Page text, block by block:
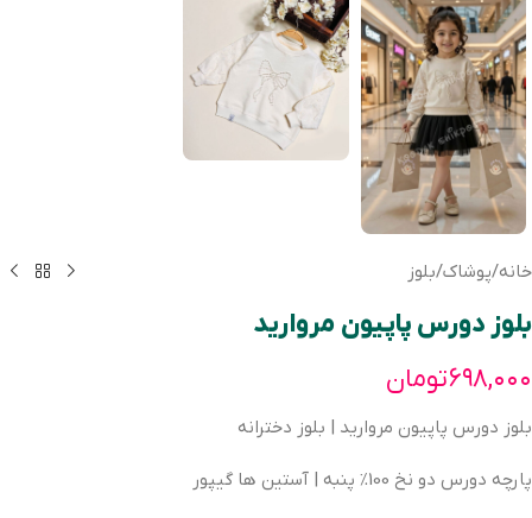
خانه/پوشاک/بلوز
بلوز دورس پاپیون مروارید
۶۹۸,۰۰۰تومان
بلوز دورس پاپیون مروارید | بلوز دخترانه
پارچه دورس دو نخ 100% پنبه | آستین ها گیپور